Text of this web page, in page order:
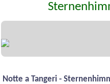
Notte a Tangeri -